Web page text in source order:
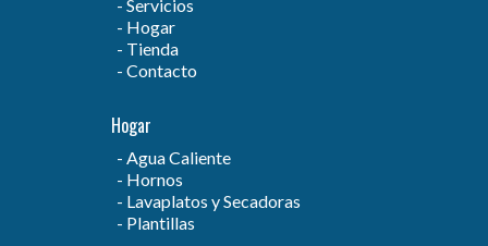
Servicios
Hogar
Tienda
Contacto
Hogar
Agua Caliente
Hornos
Lavaplatos y Secadoras
Plantillas